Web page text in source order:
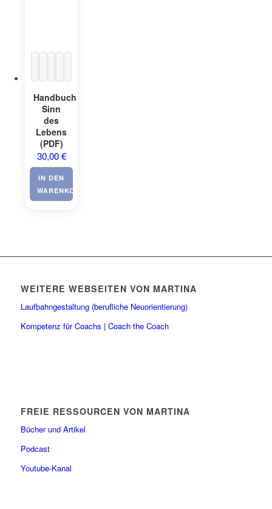
Handbuch
Sinn
des
Lebens
(PDF)
30,00€
IN DEN
WARENKORB
WEITERE WEBSEITEN VON MARTINA
Laufbahngestaltung (berufliche Neuorientierung)
Kompetenz für Coachs | Coach the Coach
FREIE RESSOURCEN VON MARTINA
Bücher und Artikel
Podcast
Youtube-Kanal